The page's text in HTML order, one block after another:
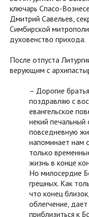
ключарь Спасо-
Дмитрий Савельев,
Симбирской
духовенство прихода.
После отпуста
верующим с
– Дорогие
поздравляю с
евангельское
некий
повседневную
напоминает нам
только
жизнь в конце
Но милосердие
грешных. Как
что конец
облегчение,
приблизиться к